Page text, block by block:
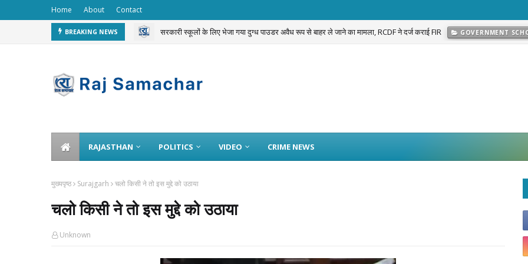
Home About Contact
BREAKING NEWS सरकारी स्कूलों के लिए भेजा गया दुग्ध पाउडर अवैध रूप से बाहर ले जाने का मामला, RCDF ने दर्ज कराई FIR GOVERNMENT
RAJASTHAN POLITICS VIDEO CRIME NEWS
मुख्यपृष्ठ Surajgarh चलो किसी ने तो इस मुद्दे को उठाया
चलो किसी ने तो इस मुद्दे को उठाया
Unknown